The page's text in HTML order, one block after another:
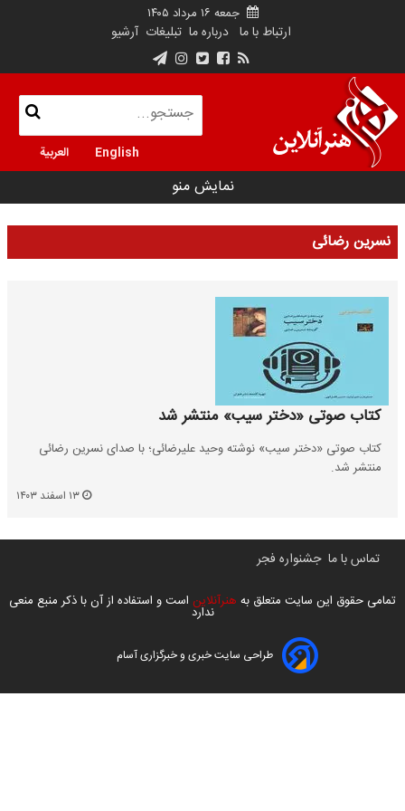
جمعه ۱۶ مرداد ۱۴۰۵
ارتباط با ما درباره ما تبلیغات آرشیو
English العربية
نمایش منو
نسرین رضائی
کتاب صوتی «دختر سیب» منتشر شد
کتاب صوتی «دختر سیب» نوشته وحید علیرضائی؛ با صدای نسرین رضائی
منتشر شد.
تماس با ما جشنواره فجر
تمامی حقوق این سایت متعلق به هنرآنلاین است و استفاده از آن با ذکر منبع منعی
ندارد
طراحی سایت خبری و خبرگزاری آسام